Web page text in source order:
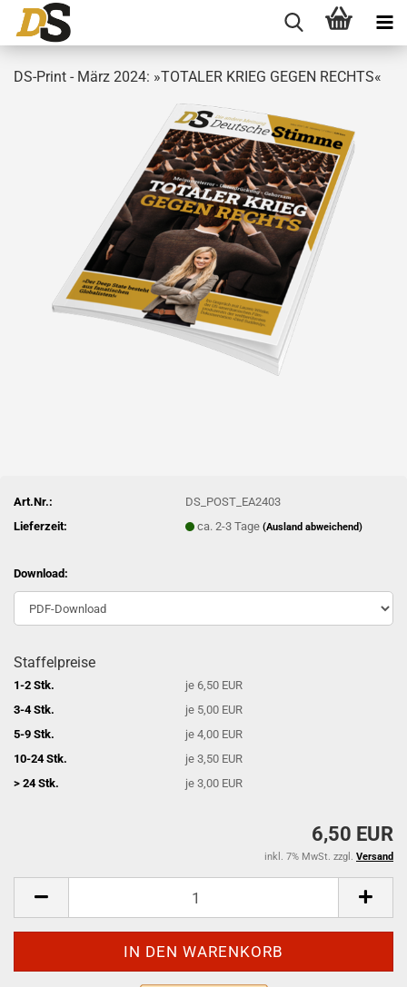
DS-Print - März 2024: »TOTALER KRIEG GEGEN RECHTS«
Art.Nr.:
DS_POST_EA2403
Lieferzeit:
ca. 2-3 Tage(Ausland abweichend)
Download:
Staffelpreise
1-2 Stk.
je 6,50 EUR
3-4 Stk.
je 5,00 EUR
5-9 Stk.
je 4,00 EUR
10-24 Stk.
je 3,50 EUR
> 24 Stk.
je 3,00 EUR
6,50 EUR
inkl. 7% MwSt. zzgl. Versand